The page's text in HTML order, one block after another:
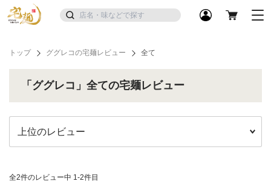
トップ ググレコの宅麺レビュー 全て
「ググレコ」全ての宅麺レビュー
全2件のレビュー中 1-2件目